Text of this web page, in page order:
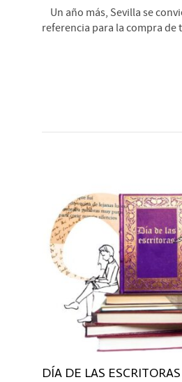
Un año más, Sevilla se
referencia para la compra de
DÍA DE LAS ESCRITORAS